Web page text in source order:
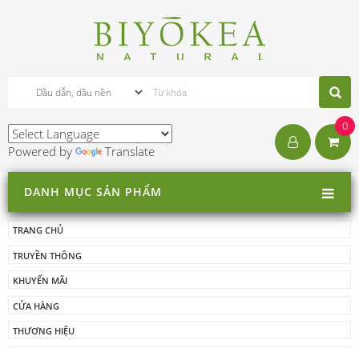
Powered by Translate
0
DANH MỤC SẢN PHẨM
TRANG CHỦ
TRUYỀN THÔNG
KHUYẾN MÃI
CỬA HÀNG
THƯƠNG HIỆU